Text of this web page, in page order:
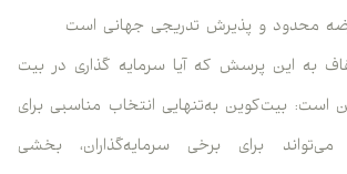
محدود و پذیرش تدریجی جهانی است
به این پرسش که آیا سرمایه گذاری در بیت
بیت‌کوین به‌تنهایی انتخاب مناسبی برای
برای برخی سرمایه‌گذاران، بخشی